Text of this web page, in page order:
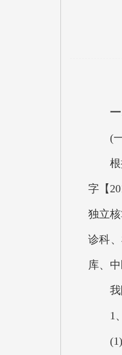
(一)
根据
字【
独立
诊科
库、
我
1、
(1)